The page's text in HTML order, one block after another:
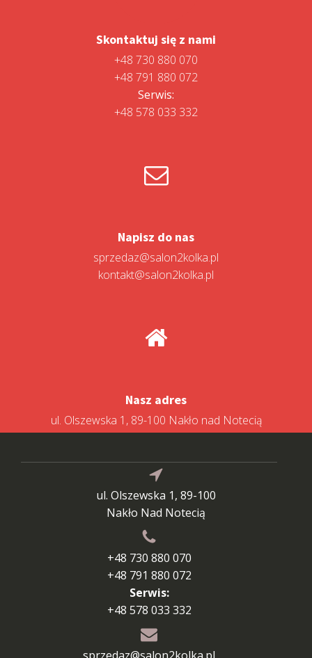
Skontaktuj się z nami
+48 730 880 070
+48 791 880 072
Serwis:
+48 578 033 332
Napisz do nas
sprzedaz@salon2kolka.pl
kontakt@salon2kolka.pl
Nasz adres
ul. Olszewska 1, 89-100 Nakło nad Notecią
ul. Olszewska 1, 89-100
Nakło Nad Notecią
+48 730 880 070
+48 791 880 072
Serwis:
+48 578 033 332